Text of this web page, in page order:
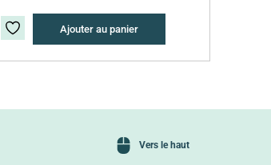
Ajouter au panier
Vers le haut